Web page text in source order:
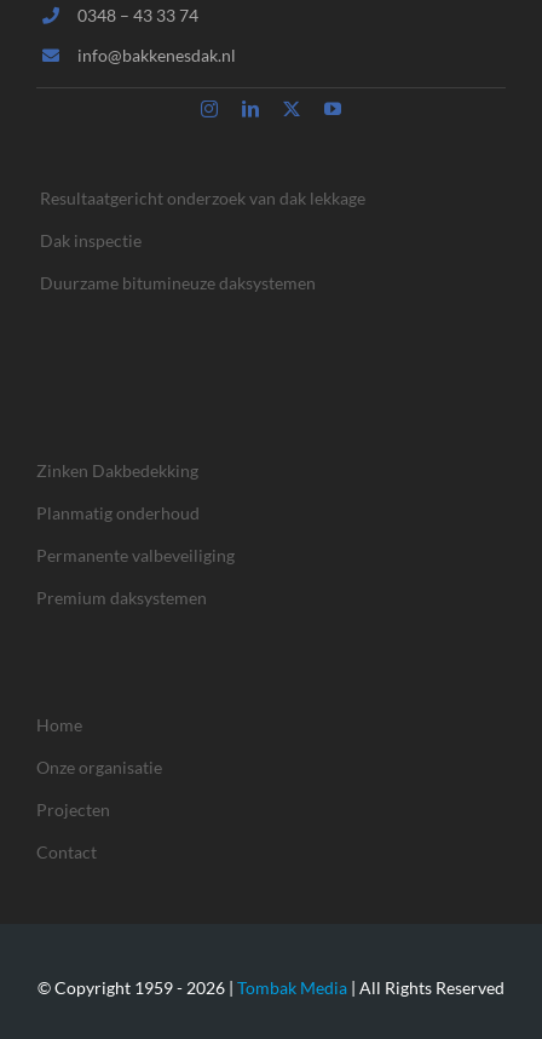
0348 – 43 33 74
info@bakkenesdak.nl
Resultaatgericht onderzoek van dak lekkage
Dak inspectie
Duurzame bitumineuze daksystemen
Zinken Dakbedekking
Planmatig onderhoud
Permanente valbeveiliging
Premium daksystemen
Home
Onze organisatie
Projecten
Contact
© Copyright 1959 - 2026 | Tombak Media | All Rights Reserved